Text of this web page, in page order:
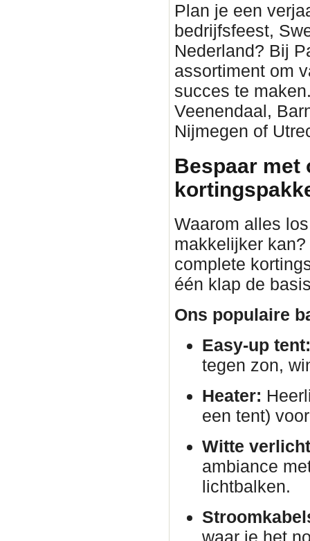
Plan je een
bedrijfsfeest,
Nederland? Bij
assortiment om
succes te
Veenendaal,
Nijmegen of
Bespaar met
Waarom alles
makkelijker
complete
één klap de
Ons populaire
Easy-up tent:
tegen zon,
Heater:
een tent)
Witte
ambiance
lichtbalken.
waar je het